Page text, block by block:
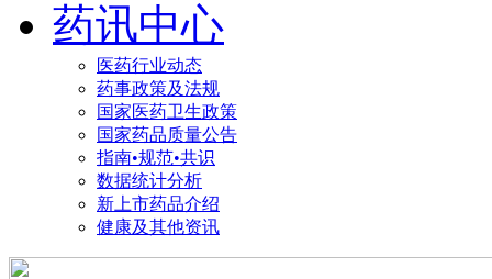
药讯中心
医药行业动态
药事政策及法规
国家医药卫生政策
国家药品质量公告
指南•规范•共识
数据统计分析
新上市药品介绍
健康及其他资讯